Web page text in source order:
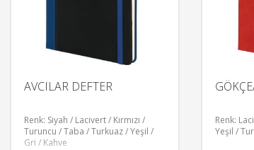
AVCILAR DEFTER
Renk: Siyah / Lacivert / Kırmızı /
Turuncu / Taba / Turkuaz / Yeşil /
Gri / Kahve
Renk:
Yeşil /